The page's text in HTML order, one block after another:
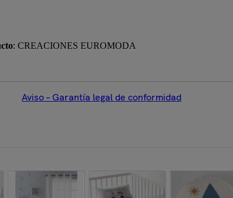
: CREACIONES EUROMODA
Aviso – Garantía legal de conformidad